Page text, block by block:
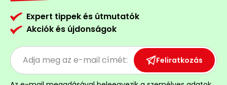
Expert tippek és útmutatók
Akciók és újdonságok
Feliratkozás